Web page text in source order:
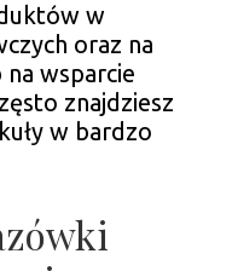
w
oraz na
wsparcie
znajdziesz
w bardzo